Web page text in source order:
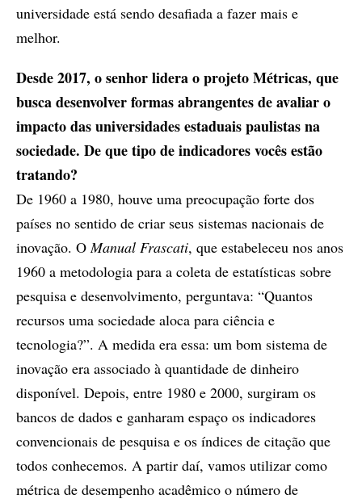
universidade está sendo desafiada a fazer mais e
melhor.
Desde 2017, o senhor lidera o projeto Métricas, que
busca desenvolver formas abrangentes de avaliar o
impacto das universidades estaduais paulistas na
sociedade. De que tipo de indicadores vocês estão
tratando?
De 1960 a 1980, houve uma preocupação forte dos
países no sentido de criar seus sistemas nacionais de
inovação. OManual Frascati, que estabeleceu nos anos
1960 a metodologia para a coleta de estatísticas sobre
pesquisa e desenvolvimento, perguntava: “Quantos
recursos uma sociedade aloca para ciência e
tecnologia?”. A medida era essa: um bom sistema de
inovação era associado à quantidade de dinheiro
disponível. Depois, entre 1980 e 2000, surgiram os
bancos de dados e ganharam espaço os indicadores
convencionais de pesquisa e os índices de citação que
todos conhecemos. A partir daí, vamos utilizar como
métrica de desempenho acadêmico o número de